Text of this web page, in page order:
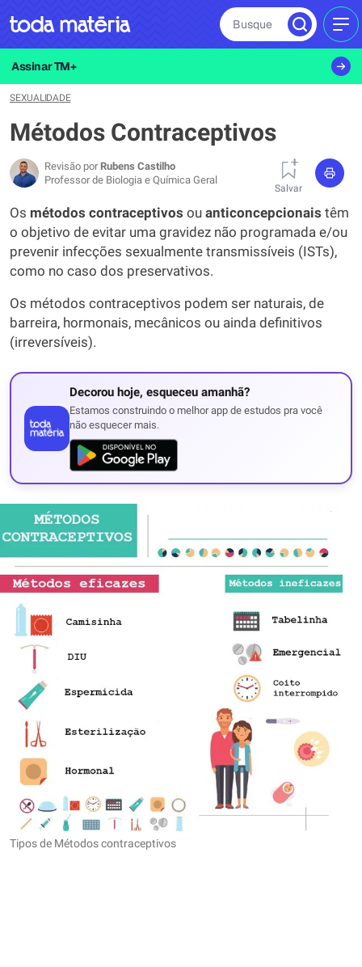
Busque
Assinar TM+
SEXUALIDADE
Métodos Contraceptivos
Revisão por Rubens Castilho
Professor de Biologia e Química Geral
Salvar
Os métodos contraceptivos ou anticoncepcionais têm
o objetivo de evitar uma gravidez não programada e/ou
prevenir infecções sexualmente transmissíveis (ISTs),
como no caso dos preservativos.
Os métodos contraceptivos podem ser naturais, de
barreira, hormonais, mecânicos ou ainda definitivos
(irreversíveis).
Decorou hoje, esqueceu amanhã?
Estamos construindo o melhor app de estudos pra você
não esquecer mais.
Tipos de Métodos contraceptivos